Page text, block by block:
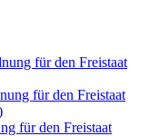
für den Freistaat
für den Freistaat
für den Freistaat